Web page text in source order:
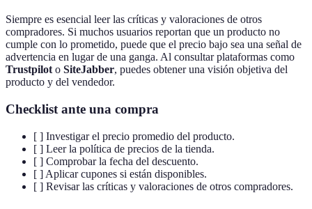
Siempre es esencial leer las críticas y valoraciones de otros
compradores. Si muchos usuarios reportan que un producto no
cumple con lo prometido, puede que el precio bajo sea una señal de
advertencia en lugar de una ganga. Al consultar plataformas como
Trustpilot o SiteJabber, puedes obtener una visión objetiva del
producto y del vendedor.
Checklist ante una compra
[ ] Investigar el precio promedio del producto.
[ ] Leer la política de precios de la tienda.
[ ] Comprobar la fecha del descuento.
[ ] Aplicar cupones si están disponibles.
[ ] Revisar las críticas y valoraciones de otros compradores.